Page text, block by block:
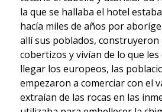
la que se hallaba el hotel
hacía miles de años por
allí sus poblados, construyeron
cobertizos y vivían de lo que les
llegar los europeos, las
empezaron a comerciar con el
extraían de las rocas en las